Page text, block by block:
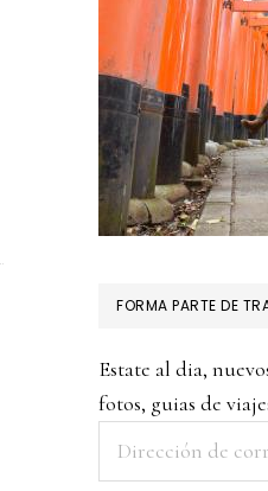
FORMA PARTE DE
Estate al dia,
fotos, guias de